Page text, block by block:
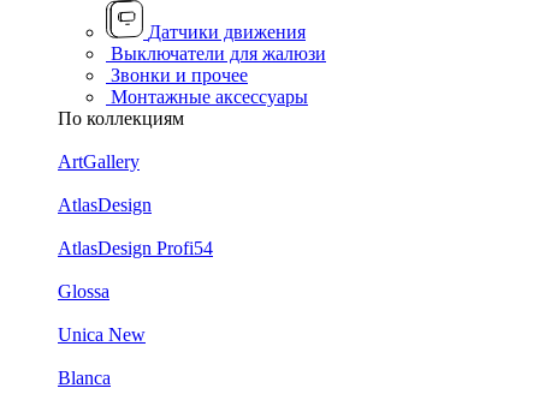
Датчики движения
Выключатели для жалюзи
Звонки и прочее
Монтажные аксессуары
По коллекциям
ArtGallery
AtlasDesign
AtlasDesign Profi54
Glossa
Unica New
Blanca